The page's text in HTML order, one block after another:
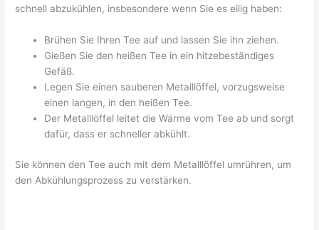
schnell abzukühlen, insbesondere wenn Sie es eilig haben:
Brühen Sie Ihren Tee auf und lassen Sie ihn ziehen.
Gießen Sie den heißen Tee in ein hitzebeständiges
Gefäß.
Legen Sie einen sauberen Metalllöffel, vorzugsweise
einen langen, in den heißen Tee.
Der Metalllöffel leitet die Wärme vom Tee ab und sorgt
dafür, dass er schneller abkühlt.
Sie können den Tee auch mit dem Metalllöffel umrühren, um
den Abkühlungsprozess zu verstärken.